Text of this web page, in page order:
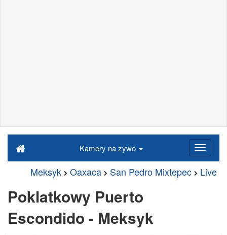
Kamery na żywo
Meksyk Oaxaca San Pedro Mixtepec Live
Poklatkowy Puerto
Escondido - Meksyk